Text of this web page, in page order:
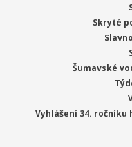
Skryté
Šumavské
Vyhlášení 34. ročníku